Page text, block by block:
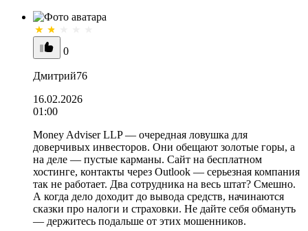
0
Дмитрий76
16.02.2026
01:00
Money Adviser LLP — очередная ловушка для
доверчивых инвесторов. Они обещают золотые горы, а
на деле — пустые карманы. Сайт на бесплатном
хостинге, контакты через Outlook — серьезная компания
так не работает. Два сотрудника на весь штат? Смешно.
А когда дело доходит до вывода средств, начинаются
сказки про налоги и страховки. Не дайте себя обмануть
— держитесь подальше от этих мошенников.